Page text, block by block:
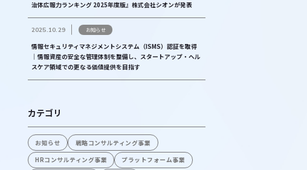
治体広報力ランキング 2025年度版』株式会社シオンが発表
2025.10.29 お知らせ
情報セキュリティマネジメントシステム（ISMS）認証を取得
│情報資産の安全な管理体制を整備し、スタートアップ・ヘル
スケア領域での更なる価値提供を目指す
カテゴリ
お知らせ 戦略コンサルティング事業
HRコンサルティング事業 プラットフォーム事業